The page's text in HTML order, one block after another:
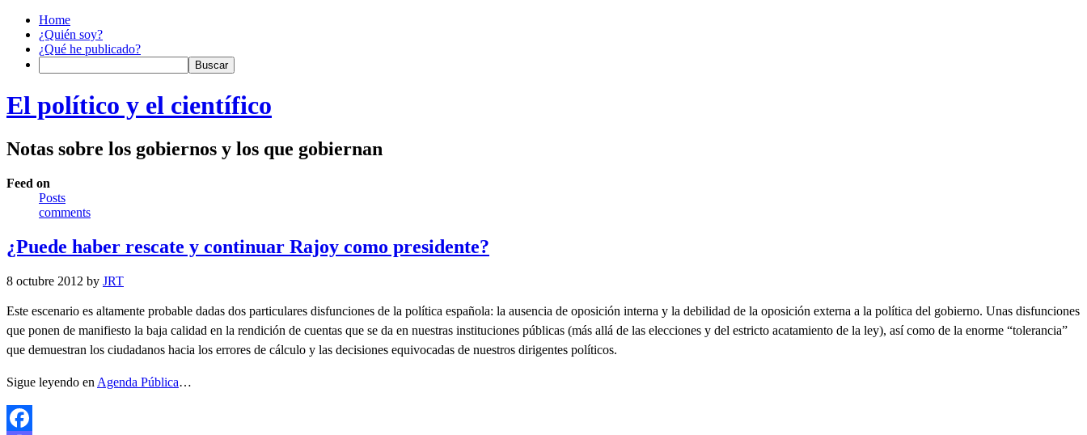
Home
¿Quién soy?
¿Qué he publicado?
El político y el científico
Notas sobre los gobiernos y los que gobiernan
Feed on
Posts
comments
¿Puede haber rescate y continuar Rajoy como presidente?
8 octubre 2012 by JRT
Este escenario es altamente probable dadas dos particulares disfunciones de la política española: la ausencia de oposición interna y la debilidad de la oposición externa a la política del gobierno. Unas disfunciones
que ponen de manifiesto la baja calidad en la rendición de cuentas que se da en nuestras instituciones públicas (más allá de las elecciones y del estricto acatamiento de la ley), así como de la enorme “tolerancia”
que demuestran los ciudadanos hacia los errores de cálculo y las decisiones equivocadas de nuestros dirigentes políticos.
Sigue leyendo en Agenda Pública…